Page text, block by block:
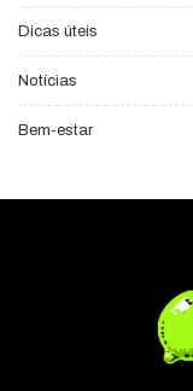
Dicas úteis
Notícias
Bem-estar